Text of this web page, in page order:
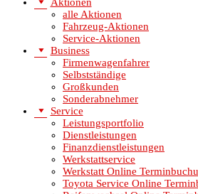
alle Aktionen
Fahrzeug-Aktionen
Service-Aktionen
Business
Firmenwagenfahrer
Selbstständige
Großkunden
Sonderabnehmer
Service
Leistungsportfolio
Dienstleistungen
Finanzdienstleistungen
Werkstattservice
Werkstatt Online
Toyota Service Online